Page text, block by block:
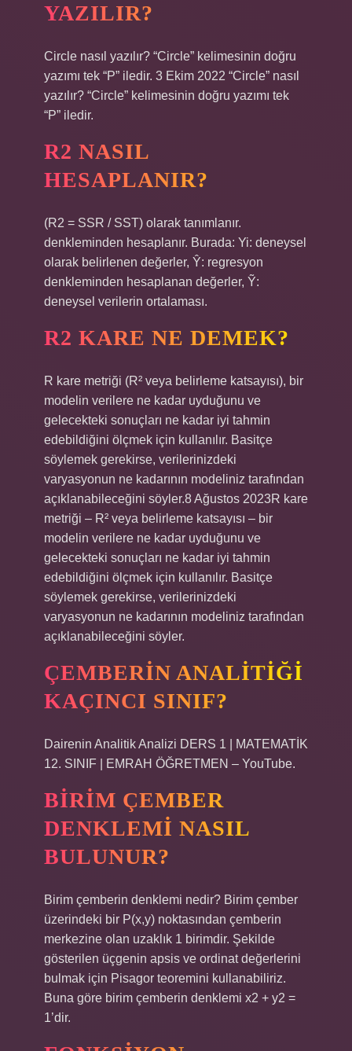
YAZILIR?
Circle nasıl yazılır? “Circle” kelimesinin doğru
yazımı tek “P” iledir. 3 Ekim 2022 “Circle” nasıl
yazılır? “Circle” kelimesinin doğru yazımı tek
“P” iledir.
R2 NASIL
HESAPLANIR?
(R2 = SSR / SST) olarak tanımlanır.
denkleminden hesaplanır. Burada: Yi: deneysel
olarak belirlenen değerler, Ŷ: regresyon
denkleminden hesaplanan değerler, Ỹ:
deneysel verilerin ortalaması.
R2 KARE NE DEMEK?
R kare metriği (R² veya belirleme katsayısı), bir
modelin verilere ne kadar uyduğunu ve
gelecekteki sonuçları ne kadar iyi tahmin
edebildiğini ölçmek için kullanılır. Basitçe
söylemek gerekirse, verilerinizdeki
varyasyonun ne kadarının modeliniz tarafından
açıklanabileceğini söyler.8 Ağustos 2023R kare
metriği – R² veya belirleme katsayısı – bir
modelin verilere ne kadar uyduğunu ve
gelecekteki sonuçları ne kadar iyi tahmin
edebildiğini ölçmek için kullanılır. Basitçe
söylemek gerekirse, verilerinizdeki
varyasyonun ne kadarının modeliniz tarafından
açıklanabileceğini söyler.
ÇEMBERIN ANALITIĞI
KAÇINCI SINIF?
Dairenin Analitik Analizi DERS 1 | MATEMATİK
12. SINIF | EMRAH ÖĞRETMEN – YouTube.
BIRIM ÇEMBER
DENKLEMI NASIL
BULUNUR?
Birim çemberin denklemi nedir? Birim çember
üzerindeki bir P(x,y) noktasından çemberin
merkezine olan uzaklık 1 birimdir. Şekilde
gösterilen üçgenin apsis ve ordinat değerlerini
bulmak için Pisagor teoremini kullanabiliriz.
Buna göre birim çemberin denklemi x2 + y2 =
1’dir.